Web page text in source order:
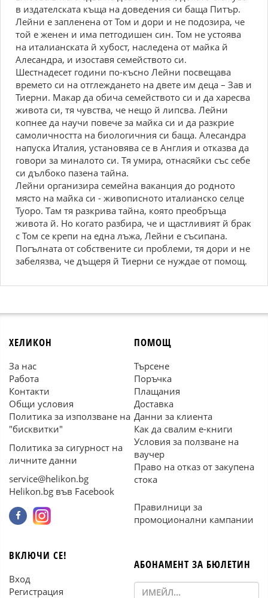
в издателската къща на доведения си баща Питър.
Лейни е запленена от Том и дори и не подозира, че
той е женен и има петгодишен син. Том не устоява
на италианската й хубост, наследена от майка й
Алесандра, и изоставя семейството си.
Шестнадесет години по-късно Лейни посвещава
времето си на отглеждането на двете им деца – Зав и
Тиерни. Макар да обича семейството си и да харесва
живота си, тя чувства, че нещо й липсва. Лейни
копнее да научи повече за майка си и да разкрие
самоличността на биологичния си баща. Алесандра
напуска Италия, установява се в Англия и отказва да
говори за миналото си. Тя умира, отнасяйки със себе
си дълбоко пазена тайна.
Лейни организира семейна ваканция до родното
място на майка си - живописното италианско селце
Туоро. Там тя разкрива тайна, която преобръща
живота й. Но когато разбира, че и щастливият й брак
с Том се крепи на една лъжа, Лейни е съсипана.
Погълната от собствените си проблеми, тя дори и не
забелязва, че дъщеря й Тиерни се нуждае от помощ.
ХЕЛИКОН
За нас
Работа
Контакти
Общи условия
Политика за използване на
"бисквитки"
Политика за сигурност на
личните данни
service@helikon.bg
Helikon.bg във Facebook
ПОМОЩ
Търсене
Поръчка
Плащания
Доставка
Данни за клиента
Как да свалим е-книги
Условия за ползване на
ваучер
Право на отказ от закупена
стока
Правилници за
промоционални кампании
ВКЛЮЧИ СЕ!
Вход
Регистрация
АБОНАМЕНТ ЗА БЮЛЕТИН